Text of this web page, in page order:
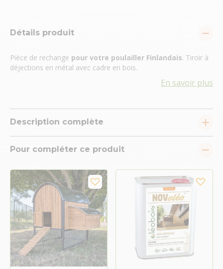
Détails produit
Pièce de rechange pour votre poulailler Finlandais. Tiroir à
déjections en métal avec cadre en bois.
En savoir plus
Description complète
Pour compléter ce produit